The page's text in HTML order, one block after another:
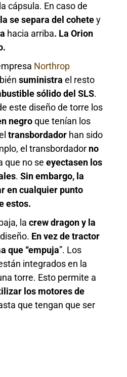
cápsula. En caso de
se separa del cohetey
hacia arriba. La Orion
Northrop
suministra el resto
sólido del SLS.
este diseño de torre los
negroque tenían los
transbordador han sido
el transbordador no
que no se eyectasen los
. Sin embargo, la
en cualquier punto
estos.
la crew dragon y la
En vez de tractor
que “empuja”. Los
integrados en la
torre. Esto permite a
los motores de
que tengan que ser